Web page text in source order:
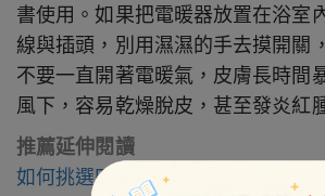
書使用。如果把電暖器放置在浴室
線與插頭，別用濕濕的手去摸開關
不要一直開著電暖氣，皮膚長時間
風下，容易乾燥脫皮，甚至發炎紅
推薦延伸閱讀
如何挑選四大常用家電-除濕機、空